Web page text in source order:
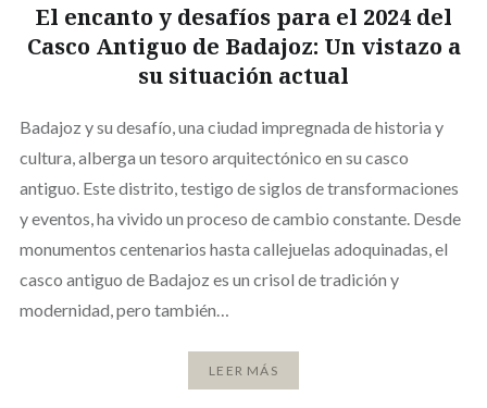
El encanto y desafíos para el 2024 del
Casco Antiguo de Badajoz: Un vistazo a
su situación actual
Badajoz y su desafío, una ciudad impregnada de historia y
cultura, alberga un tesoro arquitectónico en su casco
antiguo. Este distrito, testigo de siglos de transformaciones
y eventos, ha vivido un proceso de cambio constante. Desde
monumentos centenarios hasta callejuelas adoquinadas, el
casco antiguo de Badajoz es un crisol de tradición y
modernidad, pero también…
LEER MÁS